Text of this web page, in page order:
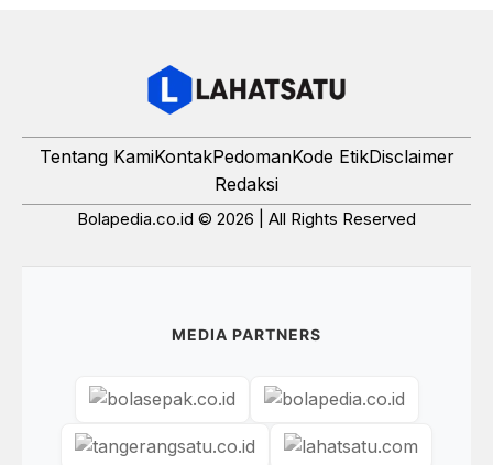
Tentang KamiKontakPedomanKode EtikDisclaimer
Redaksi
Bolapedia.co.id © 2026 | All Rights Reserved
MEDIA PARTNERS